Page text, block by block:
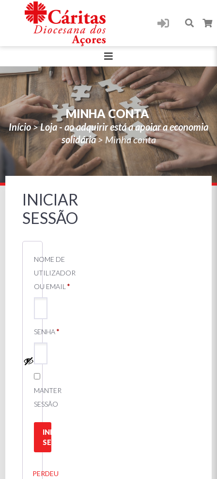
MINHA CONTA
Início>Loja - ao adquirir está a apoiar a economia
solidária> Minha conta
INICIAR
SESSÃO
NOME DE
UTILIZADOR
OU EMAIL*OBRIGATÓRIO
SENHA*OBRIGATÓRIO
MANTER
SESSÃO
INICIAR
SESSÃO
PERDEU